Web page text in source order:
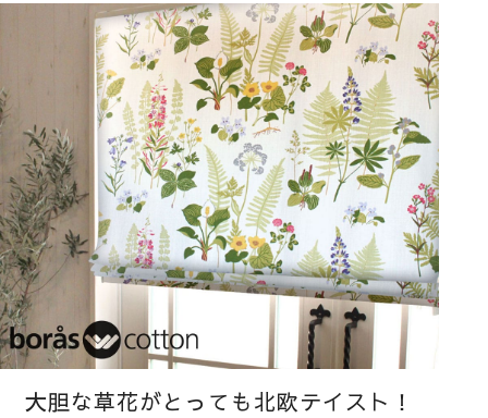
大胆な草花がとっても北欧テイスト！